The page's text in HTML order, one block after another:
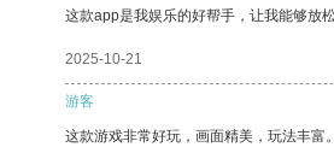
这款app是我娱乐的好帮手，让我能够放
2025-10-21
游客
这款游戏非常好玩，画面精美，玩法丰富。